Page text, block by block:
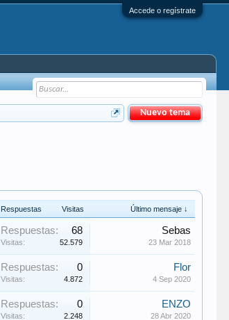
Accede o regístrate
Nuevo tema
Respuestas Visitas Último mensaje ↓
Respuestas: 68
Visitas: 52.579
Sebas
23 Mar 2018
Respuestas: 0
Visitas: 4.872
Flor
4 Sep 2020
Respuestas: 0
Visitas: 2.248
ENZO
28 Abr 2020